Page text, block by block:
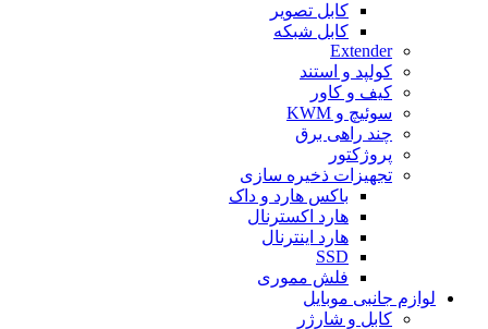
کابل تصویر
کابل شبکه
Extender
کولپد و استند
کیف و کاور
سوئیچ و KWM
چند راهی برق
پروژکتور
تجهیزات ذخیره سازی
باکس هارد و داک
هارد اکسترنال
هارد اینترنال
SSD
فلش مموری
لوازم جانبی موبایل
کابل و شارژر